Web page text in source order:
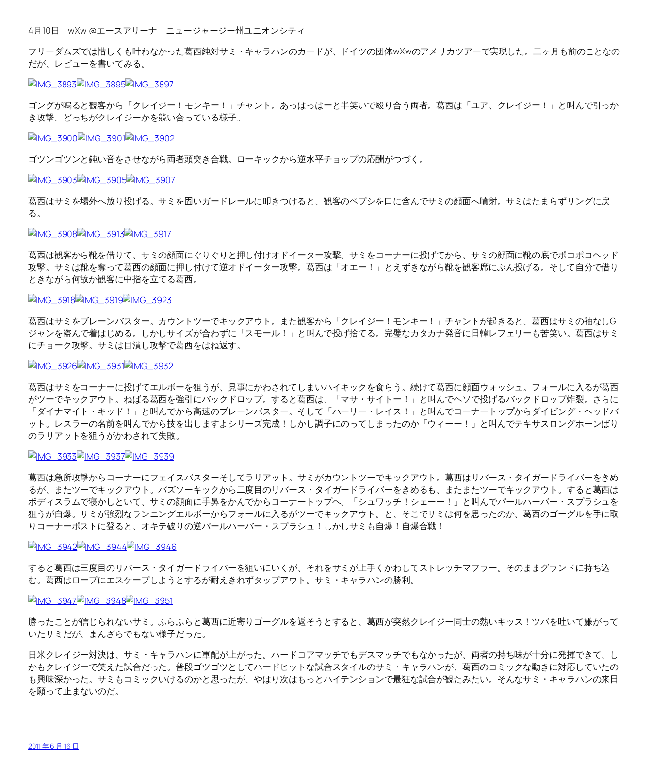
4月10日 wXw @エースアリーナ ニュージャージー州ユニオンシティ
フリーダムズでは惜しくも叶わなかった葛西純対サミ・キャラハンのカードが、ドイツの団体wXwのアメリカツアーで実現した。二ヶ月も前のことなの
だが、レビューを書いてみる。
ゴングが鳴ると観客から「クレイジー！モンキー！」チャント。あっはっはーと半笑いで殴り合う両者。葛西は「ユア、クレイジー！」と叫んで引っか
き攻撃。どっちがクレイジーかを競い合っている様子。
ゴツンゴツンと鈍い音をさせながら両者頭突き合戦。ローキックから逆水平チョップの応酬がつづく。
葛西はサミを場外へ放り投げる。サミを固いガードレールに叩きつけると、観客のペプシを口に含んでサミの顔面へ噴射。サミはたまらずリングに戻
る。
葛西は観客から靴を借りて、サミの顔面にぐりぐりと押し付けオドイーター攻撃。サミをコーナーに投げてから、サミの顔面に靴の底でポコポコヘッド
攻撃。サミは靴を奪って葛西の顔面に押し付けて逆オドイーター攻撃。葛西は「オエー！」とえずきながら靴を観客席にぶん投げる。そして自分で借り
ときながら何故か観客に中指を立てる葛西。
葛西はサミをブレーンバスター。カウントツーでキックアウト。また観客から「クレイジー！モンキー！」チャントが起きると、葛西はサミの袖なしG
ジャンを盗んで着はじめる。しかしサイズが合わずに「スモール！」と叫んで投げ捨てる。完璧なカタカナ発音に日韓レフェリーも苦笑い。葛西はサミ
にチョーク攻撃。サミは目潰し攻撃で葛西をはね返す。
葛西はサミをコーナーに投げてエルボーを狙うが、見事にかわされてしまいハイキックを食らう。続けて葛西に顔面ウォッシュ。フォールに入るが葛西
がツーでキックアウト。ねばる葛西を強引にバックドロップ。すると葛西は、「マサ・サイトー！」と叫んでヘソで投げるバックドロップ炸裂。さらに
「ダイナマイト・キッド！」と叫んでから高速のブレーンバスター。そして「ハーリー・レイス！」と叫んでコーナートップからダイビング・ヘッドバ
ット。レスラーの名前を叫んでから技を出しますよシリーズ完成！しかし調子にのってしまったのか「ウィーー！」と叫んでテキサスロングホーンばり
のラリアットを狙うがかわされて失敗。
葛西は急所攻撃からコーナーにフェイスバスターそしてラリアット。サミがカウントツーでキックアウト。葛西はリバース・タイガードライバーをきめ
るが、またツーでキックアウト。バズソーキックから二度目のリバース・タイガードライバーをきめるも、またまたツーでキックアウト。すると葛西は
ボディスラムで寝かしといて、サミの顔面に手鼻をかんでからコーナートップヘ。「シュワッチ！シェーー！」と叫んでパールハーバー・スプラシュを
狙うが自爆。サミが強烈なランニングエルボーからフォールに入るがツーでキックアウト。と、そこでサミは何を思ったのか、葛西のゴーグルを手に取
りコーナーポストに登ると、オキテ破りの逆パールハーバー・スプラシュ！しかしサミも自爆！自爆合戦！
すると葛西は三度目のリバース・タイガードライバーを狙いにいくが、それをサミが上手くかわしてストレッチマフラー。そのままグランドに持ち込
む。葛西はロープにエスケープしようとするが耐えきれずタップアウト。サミ・キャラハンの勝利。
勝ったことが信じられないサミ。ふらふらと葛西に近寄りゴーグルを返そうとすると、葛西が突然クレイジー同士の熱いキッス！ツバを吐いて嫌がって
いたサミだが、まんざらでもない様子だった。
日米クレイジー対決は、サミ・キャラハンに軍配が上がった。ハードコアマッチでもデスマッチでもなかったが、両者の持ち味が十分に発揮できて、し
かもクレイジーで笑えた試合だった。普段ゴツゴツとしてハードヒットな試合スタイルのサミ・キャラハンが、葛西のコミックな動きに対応していたの
も興味深かった。サミもコミックいけるのかと思ったが、やはり次はもっとハイテンションで最狂な試合が観たみたい。そんなサミ・キャラハンの来日
を願って止まないのだ。
2011 年 6 月 16 日